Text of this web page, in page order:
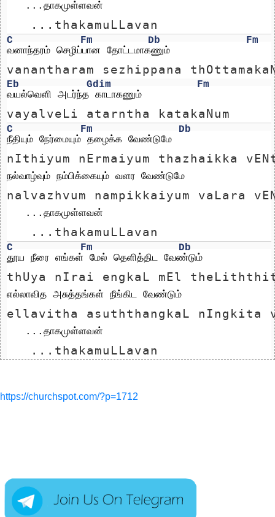
   ...தாகமுள்ளவன்
   ...thakamuLLavan
C Fm Db
Fm
வனாந்தரம் செழிப்பான தோட்டமாகணும்
vanantharam sezhippana
Eb Gdim
Fm
வயல்வெளி அடர்ந்த காடாகணும்
vayalveLi atarntha katakaNum
C Fm
Db
நீதியும் நேர்மையும் தழைக்க வேண்டுமே
nIthiyum nErmaiyum thazhaikka
நல்வாழ்வும் நம்பிக்கையும் வளர வேண்டுமே
nalvazhvum nampikkaiyum vaLara
   ...தாகமுள்ளவன்
   ...thakamuLLavan
C Fm
Db
தூய நீரை எங்கள் மேல் தெளித்திட வேண்டும்
thUya nIrai engkaL mEl
எல்லாவித அசுத்தங்கள் நீங்கிட வேண்டும்
ellavitha asuththangkaL nIngkita
   ...தாகமுள்ளவன்
   ...thakamuLLavan
https://churchspot.com/?p=1712